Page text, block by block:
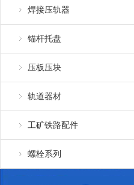
焊接压轨器
锚杆托盘
压板压块
轨道器材
工矿铁路配件
螺栓系列